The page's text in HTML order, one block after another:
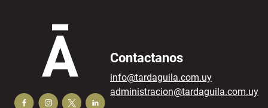
Contactanos
info@tardaguila.com.uy
administracion@tardaguila.com.uy